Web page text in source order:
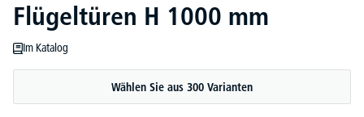
Flügeltüren H 1000 mm
Im Katalog
Wählen Sie aus 300 Varianten